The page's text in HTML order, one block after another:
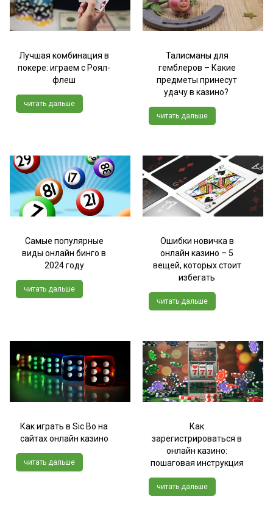
Лучшая комбинация в
покере: играем с Роял-
флеш
читать дальше
Талисманы для
гемблеров – Какие
предметы принесут
удачу в казино?
читать дальше
Самые популярные
виды онлайн бинго в
2024 году
читать дальше
Ошибки новичка в
онлайн казино – 5
вещей, которых стоит
избегать
читать дальше
Как играть в Sic Bo на
сайтах онлайн казино
читать дальше
Как
зарегистрироваться в
онлайн казино:
пошаговая инструкция
читать дальше